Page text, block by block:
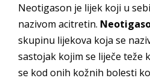
Neotigason je lijek koji u
nazivom acitretin.
skupinu lijekova koja se
sastojak kojim se liječe teže
se kod onih kožnih bolesti